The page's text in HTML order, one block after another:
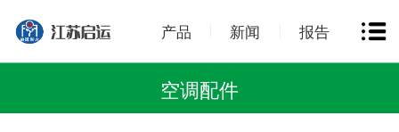
产品 新闻 报告
空调配件